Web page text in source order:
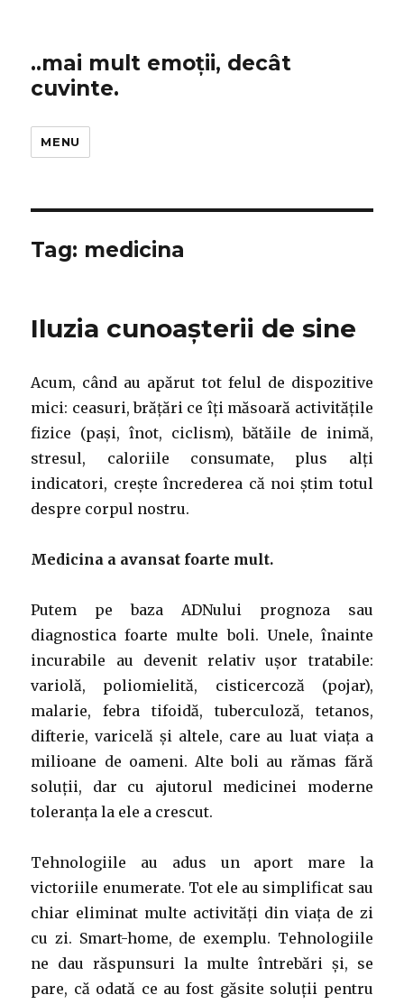
..mai mult emoții, decât
cuvinte.
MENU
Tag: medicina
Iluzia cunoașterii de sine
Acum, când au apărut tot felul de dispozitive
mici: ceasuri, brățări ce îți măsoară activitățile
fizice (pași, înot, ciclism), bătăile de inimă,
stresul, caloriile consumate, plus alți
indicatori, crește încrederea că noi știm totul
despre corpul nostru.
Medicina a avansat foarte mult.
Putem pe baza ADNului prognoza sau
diagnostica foarte multe boli. Unele, înainte
incurabile au devenit relativ ușor tratabile:
variolă, poliomielită, cisticercoză (pojar),
malarie, febra tifoidă, tuberculoză, tetanos,
difterie, varicelă și altele, care au luat viața a
milioane de oameni. Alte boli au rămas fără
soluții, dar cu ajutorul medicinei moderne
toleranța la ele a crescut.
Tehnologiile au adus un aport mare la
victoriile enumerate. Tot ele au simplificat sau
chiar eliminat multe activități din viața de zi
cu zi. Smart-home, de exemplu. Tehnologiile
ne dau răspunsuri la multe întrebări și, se
pare, că odată ce au fost găsite soluții pentru